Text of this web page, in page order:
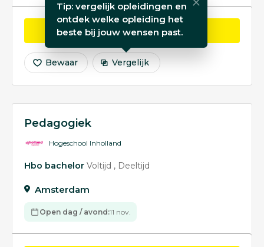
Bekijkopleiding Pedagogiek
Bewaar
Tip: vergelijk opleidingen en
ontdek welke opleiding het
beste bij jouw wensen past.
Vergelijk
Pedagogiek
Hogeschool Inholland
Hbo bachelor Voltijd Deeltijd
Amsterdam
Open dag / avond:11 nov.